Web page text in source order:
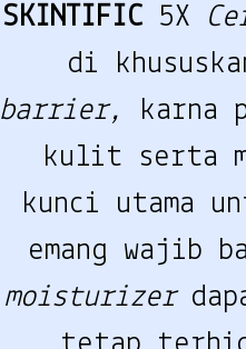
SKINTIFIC 5X
di
barrier,
karna
kulit serta
kunci utama
emang wajib
moisturizer